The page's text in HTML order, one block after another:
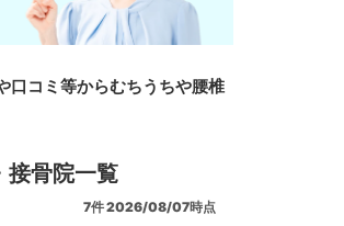
口コミ等からむちうちや腰椎
接骨院一覧
7件2026/08/07時点